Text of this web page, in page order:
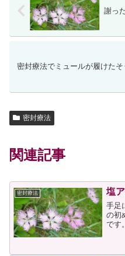
謝っ
密封療法でミュールが履けた
密封療法
関連記事
密封療法 塩
手足
の初
です